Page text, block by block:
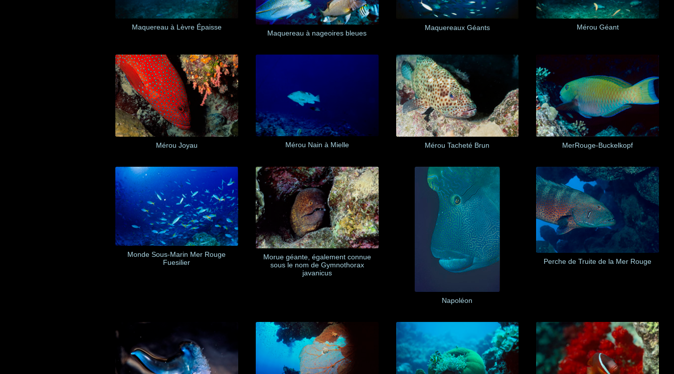
Maquereau à Lèvre Épaisse
Maquereau à nageoires bleues
Maquereaux Géants Mérou Géant
Mérou Joyau Mérou Nain à Mielle Mérou Tacheté Brun MerRouge-Buckelkopf
Monde Sous-Marin Mer Rouge
Fuesilier
Morue géante, également connue
sous le nom de Gymnothorax
javanicus
Napoléon
Perche de Truite de la Mer Rouge